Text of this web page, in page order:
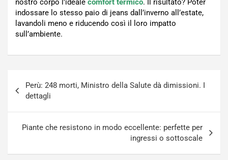
nostro corpo l’ideale comfort termico. Il risultato? Poter
indossare lo stesso paio di jeans dall’inverno all’estate,
lavandoli meno e riducendo così il loro impatto
sull’ambiente.
articoli
Perù: 248 morti, Ministro della Salute dà dimissioni. I
dettagli
Piante che resistono in modo eccellente: perfette per
ingressi o sottoscale